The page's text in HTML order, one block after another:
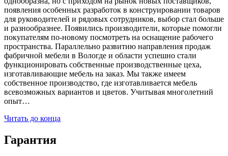
появления особенных разработок в конструировании товаров
для руководителей и рядовых сотрудников, выбор стал больше
и разнообразнее. Появились производители, которые помогли
покупателям по-новому посмотреть на оснащение рабочего
пространства. Параллельно развитию направления продаж
фабричной мебели в Вологде и области успешно стали
функционировать собственные производственные цеха,
изготавливающие мебель на заказ. Мы также имеем
собственное производство, где изготавливается мебель
всевозможных вариантов и цветов. Учитывая многолетний
опыт…
Читать до конца
Гарантия